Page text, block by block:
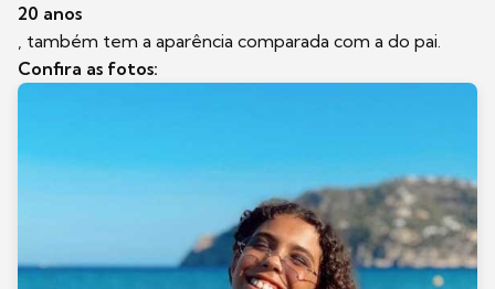
20 anos
, também tem a aparência comparada com a do pai.
Confira as fotos: